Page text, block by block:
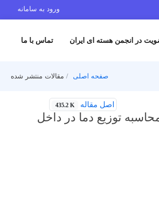
ورود به سامانه
در انجمن هسته ای ایران تماس با ما
صفحه اصلی مقالات منتشر شده
اصل مقاله 435.2 K
توزیع دما در داخل